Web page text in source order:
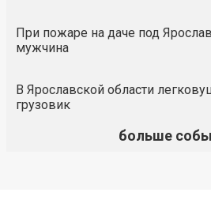
При пожаре на даче под
мужчина
В Ярославской области
грузовик
больше